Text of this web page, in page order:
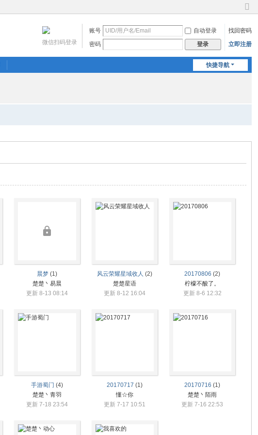
切
到
窄
账号 自动登录
找回密码
密码
登录 立即注册
微信扫码登录
快捷导航
晨梦 (1)
楚楚丶易晨
更新 8-13 08:14
风云荣耀星域收人 (2)
楚楚星语
更新 8-12 16:04
20170806 (2)
柠檬不酸了。
更新 8-6 12:32
手游蜀门 (4)
楚楚丶青羽
更新 7-18 23:54
20170717 (1)
懂☆你
更新 7-17 10:51
20170716 (1)
楚楚丶陌雨
更新 7-16 22:53